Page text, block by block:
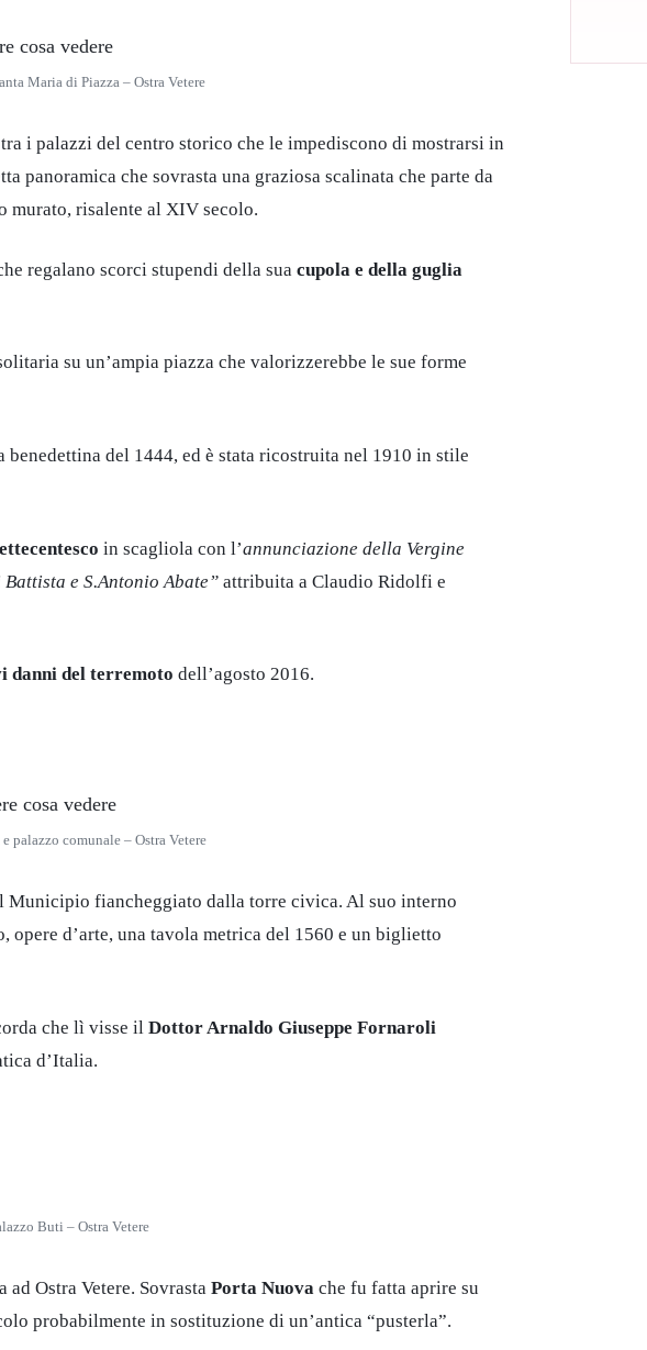
Maria di Piazza – Ostra Vetere
i palazzi del centro storico che le impediscono di mostrarsi in
panoramica che sovrasta una graziosa scalinata che parte da
murato, risalente al XIV secolo.
regalano scorci stupendi della sua cupola e della guglia
su un’ampia piazza che valorizzerebbe le sue forme
del 1444, ed è stata ricostruita nel 1910 in stile
in scagliola con l’annunciazione della Vergine
e S.Antonio Abate” attribuita a Claudio Ridolfi e
danni del terremoto dell’agosto 2016.
palazzo comunale – Ostra Vetere
Municipio fiancheggiato dalla torre civica. Al suo interno
d’arte, una tavola metrica del 1560 e un biglietto
che lì visse il Dottor Arnaldo Giuseppe Fornaroli
d’Italia.
Buti – Ostra Vetere
Ostra Vetere. Sovrasta Porta Nuova che fu fatta aprire su
probabilmente in sostituzione di un’antica “pusterla”.